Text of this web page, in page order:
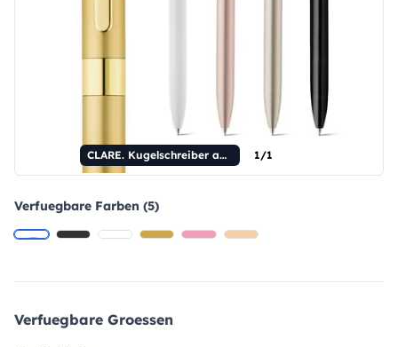
CLARE. Kugelschreiber aus recyceltem Aluminium (100% rAL) mit Drehmechanismus und Clip. 1/1
Verfuegbare Farben (5)
Verfuegbare Groessen